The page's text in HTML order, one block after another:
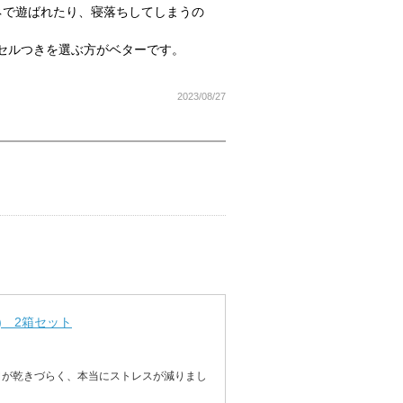
遊ばれたり、寝落ちしてしまうの
つきを選ぶ方がベターです。
2023/08/27
2箱セット
乾きづらく、本当にストレスが減りまし